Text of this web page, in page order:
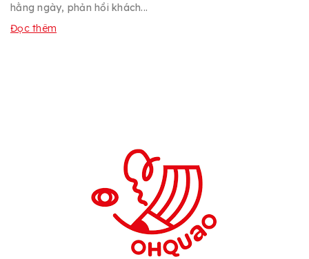
hằng ngày, phản hồi khách...
Đọc thêm